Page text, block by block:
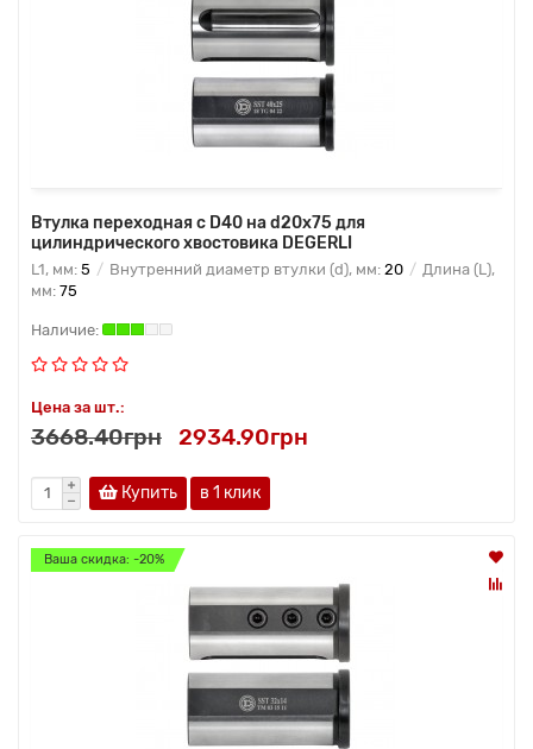
Втулка переходная с D40 на d20x75 для
цилиндрического хвостовика DEGERLI
L1, мм: 5 Внутренний диаметр втулки (d), мм: 20
Длина (L),
мм: 75
Цена за шт.:
3668.40грн 2934.90грн
Купить в 1 клик
Ваша скидка: -20%